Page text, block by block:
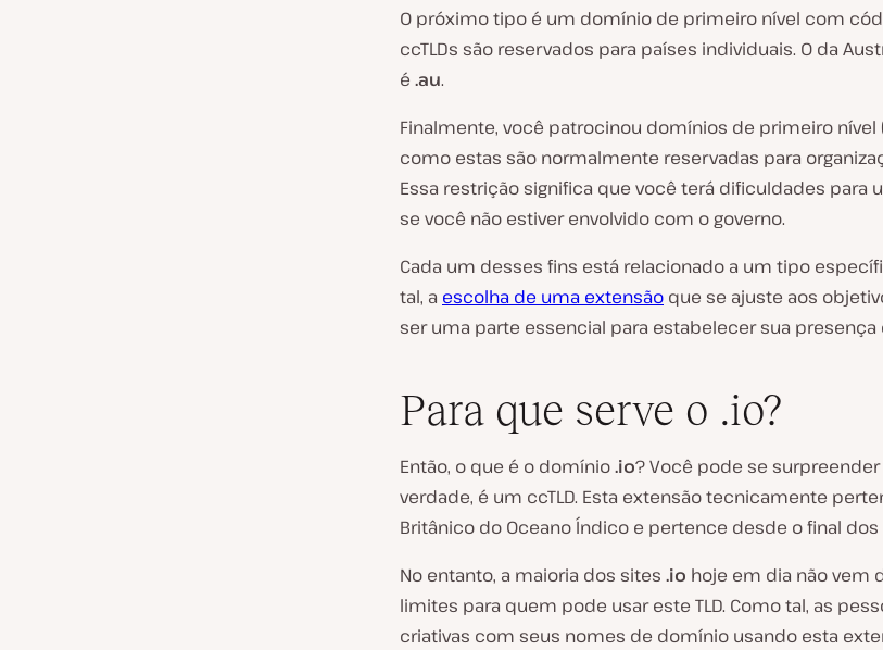
O próximo tipo é um domínio de primeiro nível com
ccTLDs são reservados para países individuais. O da
é .au.
Finalmente, você patrocinou domínios de primeiro nível
como estas são normalmente reservadas para
Essa restrição significa que você terá dificuldades para
se você não estiver envolvido com o governo.
Cada um desses fins está relacionado a um tipo
tal, a escolha de uma extensão que se ajuste aos
ser uma parte essencial para estabelecer sua presença
Para que serve o .io?
Então, o que é o domínio.io? Você pode se surpreender
verdade, é um ccTLD. Esta extensão tecnicamente
Britânico do Oceano Índico e pertence desde o final dos
No entanto, a maioria dos sites .io hoje em dia não vem
limites para quem pode usar este TLD. Como tal, as
criativas com seus nomes de domínio usando esta